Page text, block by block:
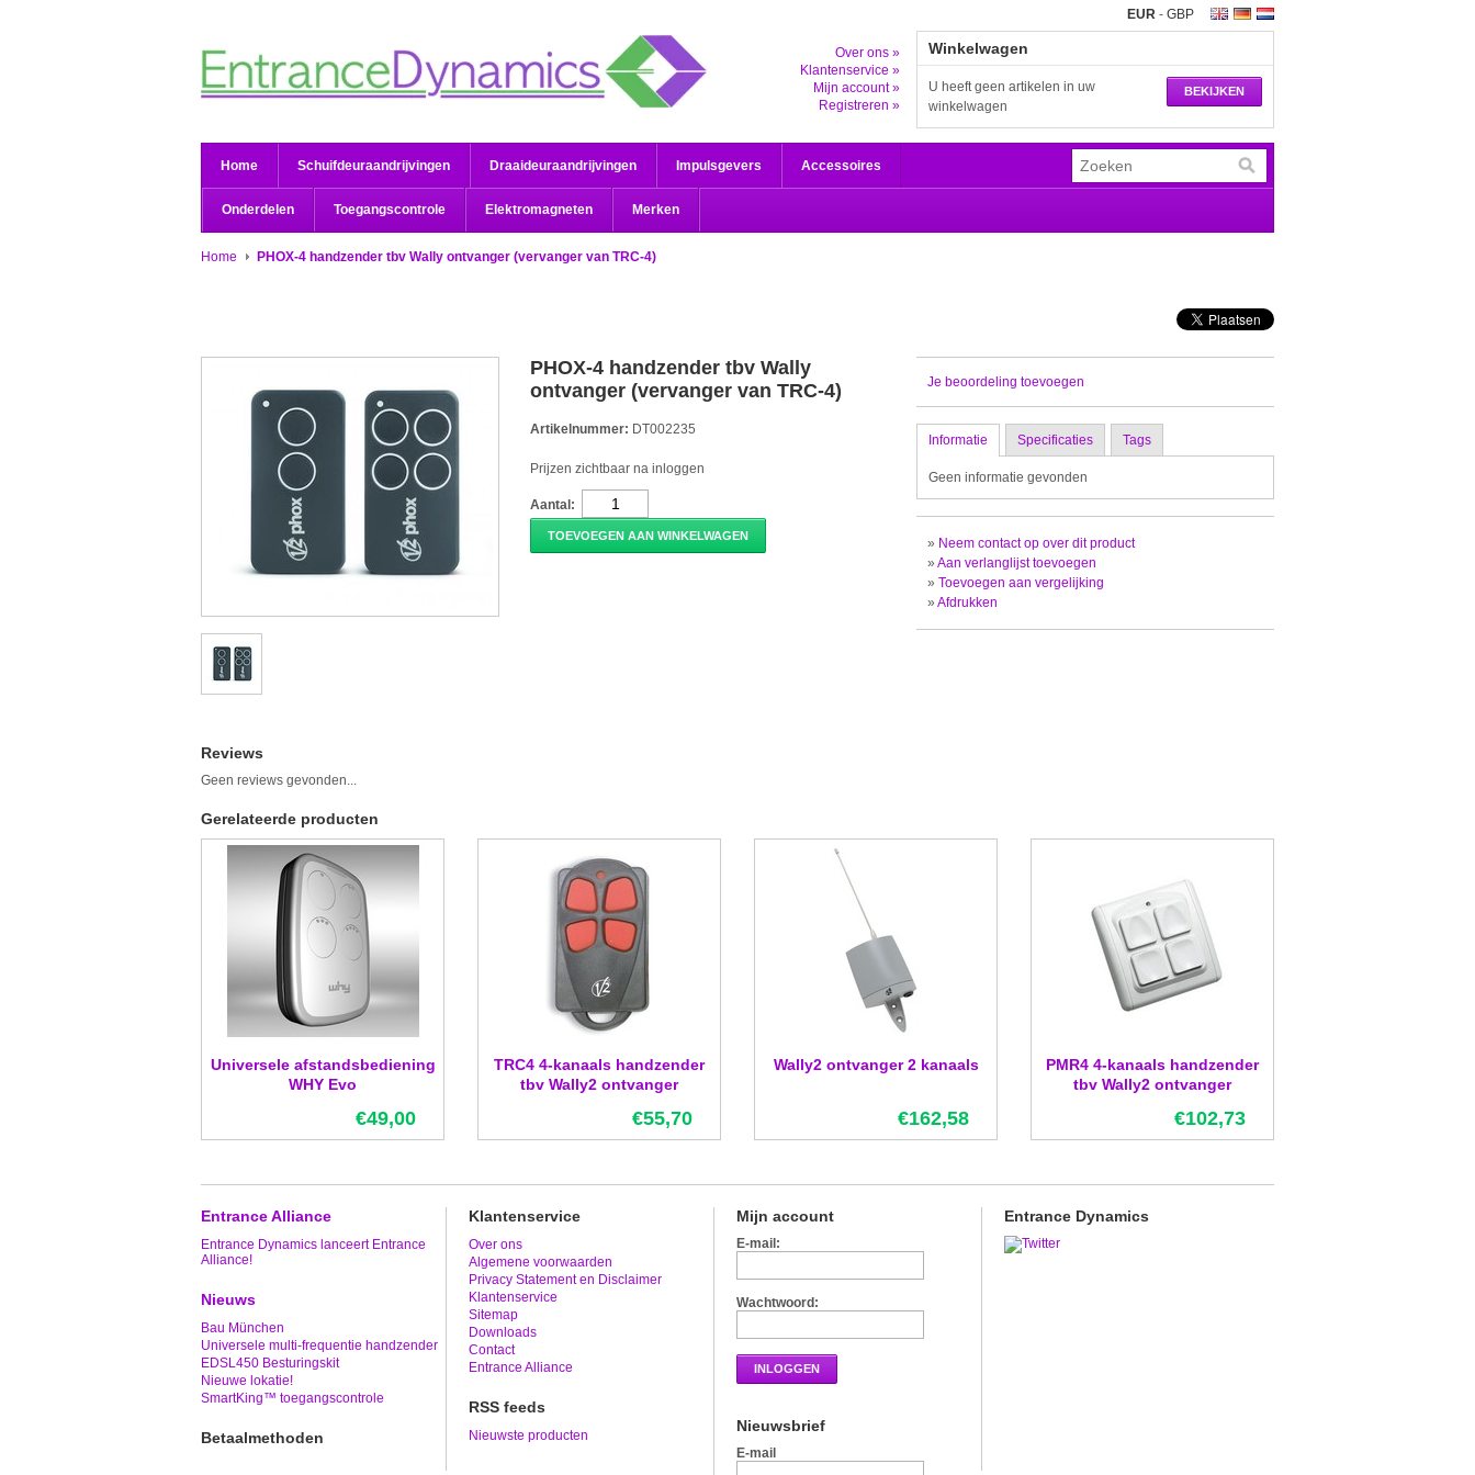
EUR - GBP
Over ons »
Klantenservice »
Mijn account »
Registreren »
Winkelwagen
BEKIJKEN
U heeft geen artikelen in uw
winkelwagen
Home Schuifdeuraandrijvingen Draaideuraandrijvingen Impulsgevers Accessoires
Onderdelen Toegangscontrole Elektromagneten Merken
Home PHOX-4 handzender tbv Wally ontvanger (vervanger van TRC-4)
PHOX-4 handzender tbv Wally
ontvanger (vervanger van TRC-4)
Artikelnummer: DT002235
Prijzen zichtbaar na inloggen
Aantal:
TOEVOEGEN AAN WINKELWAGEN
Reviews
Geen reviews gevonden...
Je beoordeling toevoegen
Informatie Specificaties Tags
Geen informatie gevonden
» Neem contact op over dit product
» Aan verlanglijst toevoegen
» Toevoegen aan vergelijking
» Afdrukken
Gerelateerde producten
Universele afstandsbediening
WHY Evo
€49,00
TRC4 4-kanaals handzender
tbv Wally2 ontvanger
€55,70
Wally2 ontvanger 2 kanaals
€162,58
PMR4 4-kanaals handzender
tbv Wally2 ontvanger
€102,73
Entrance Alliance
Entrance Dynamics lanceert Entrance
Alliance!
Nieuws
Bau München
Universele multi-frequentie handzender
EDSL450 Besturingskit
Nieuwe lokatie!
SmartKing™ toegangscontrole
Betaalmethoden
Klantenservice
Over ons
Algemene voorwaarden
Privacy Statement en Disclaimer
Klantenservice
Sitemap
Downloads
Contact
Entrance Alliance
RSS feeds
Nieuwste producten
Mijn account
E-mail:
Wachtwoord:
INLOGGEN
Nieuwsbrief
E-mail
Entrance Dynamics